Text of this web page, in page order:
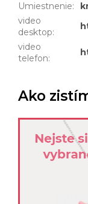
Umiestnenie:
video
desktop:
video
telefon:
Ako